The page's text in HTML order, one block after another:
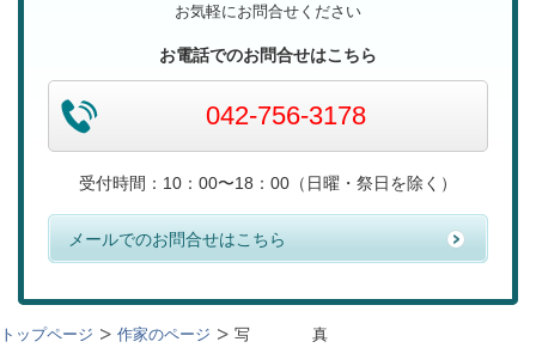
お気軽にお問合せください
お電話でのお問合せはこちら
042-756-3178
受付時間：10：00〜18：00（日曜・祭日を除く）
メールでのお問合せはこちら
トップページ 作家のページ 写 真